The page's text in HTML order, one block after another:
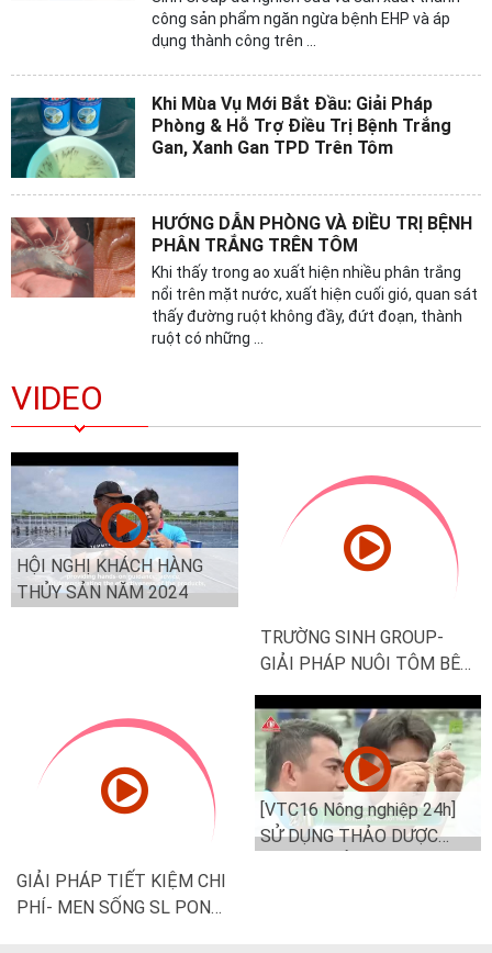
công sản phẩm ngăn ngừa bệnh EHP và áp
dụng thành công trên ...
​Khi Mùa Vụ Mới Bắt Đầu: Giải Pháp
Phòng & Hỗ Trợ Điều Trị Bệnh Trắng
Gan, Xanh Gan TPD Trên Tôm
HƯỚNG DẪN PHÒNG VÀ ĐIỀU TRỊ BỆNH
PHÂN TRẮNG TRÊN TÔM
Khi thấy trong ao xuất hiện nhiều phân trắng
nổi trên mặt nước, xuất hiện cuối gió, quan sát
thấy đường ruột không đầy, đứt đoạn, thành
ruột có những ...
VIDEO
HỘI NGHỊ KHÁCH HÀNG
THỦY SẢN NĂM 2024
TRƯỜNG SINH GROUP-
GIẢI PHÁP NUÔI TÔM BÊN
GIẢI PHÁP TIẾT KIỆM CHI
PHÍ- MEN SỐNG SL POND
KHÁCH HÀNG
[VTC16 Nông nghiệp 24h]
SỬ DỤNG THẢO DƯỢC
GIẢM THIỂU THIỆT HẠI
DO BỆNH ĐƯỜNG RUỘT
TRÊN TÔM